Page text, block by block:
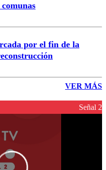
por el fin de la
VER MÁS
Señal 2